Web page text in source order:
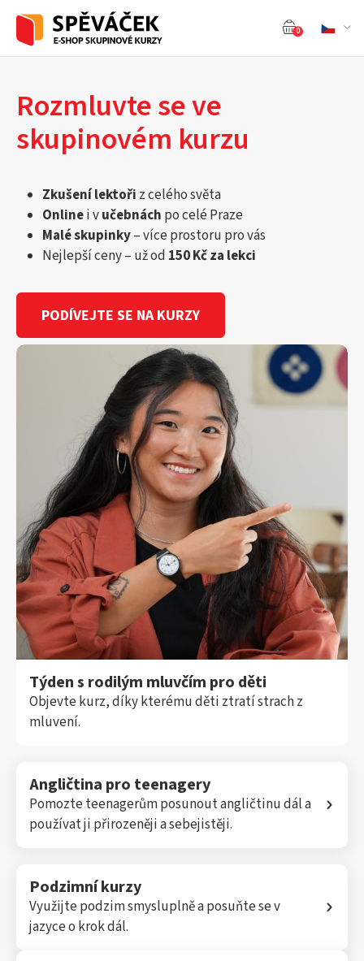
0
Rozmluvte se ve
skupinovém kurzu
Zkušení lektoři z celého světa
Onlinei vučebnách po celé Praze
Malé skupinky– více prostoru pro vás
Nejlepší ceny – už od 150 Kč za lekci
PODÍVEJTE SE NA KURZY
Týden s rodilým mluvčím pro děti
Objevte kurz, díky kterému děti ztratí strach z
mluvení.
Angličtina pro teenagery
Pomozte teenagerům posunout angličtinu dál a
používat ji přirozeněji a sebejistěji.
Podzimní kurzy
Využijte podzim smysluplně a posuňte se v
jazyce o krok dál.